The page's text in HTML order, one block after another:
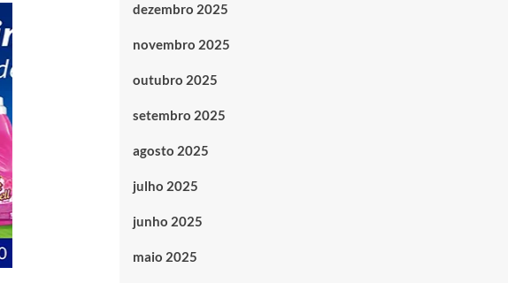
dezembro 2025
novembro 2025
outubro 2025
setembro 2025
agosto 2025
julho 2025
junho 2025
maio 2025